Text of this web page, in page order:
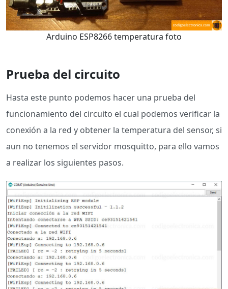
Arduino ESP8266 temperatura foto
Prueba del circuito
Hasta este punto podemos hacer una prueba del
funcionamiento del circuito el cual podemos verificar la
conexión a la red y obtener la temperatura del sensor, si
aun no tenemos el servidor mosquitto, para ello vamos
a realizar los siguientes pasos.